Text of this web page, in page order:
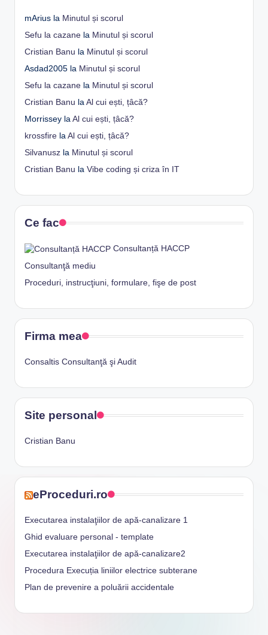
mArius la Minutul și scorul
Sefu la cazane la Minutul și scorul
Cristian Banu la Minutul și scorul
Asdad2005 la Minutul și scorul
Sefu la cazane la Minutul și scorul
Cristian Banu la Al cui ești, țâcă?
Morrissey la Al cui ești, țâcă?
krossfire la Al cui ești, țâcă?
Silvanusz la Minutul și scorul
Cristian Banu la Vibe coding și criza în IT
Ce fac
Consultanță HACCP
Consultanţă mediu
Proceduri, instrucţiuni, formulare, fişe de post
Firma mea
Consaltis Consultanţă şi Audit
Site personal
Cristian Banu
eProceduri.ro
Executarea instalaţiilor de apă-canalizare 1
Ghid evaluare personal - template
Executarea instalaţiilor de apă-canalizare2
Procedura Execuția liniilor electrice subterane
Plan de prevenire a poluării accidentale